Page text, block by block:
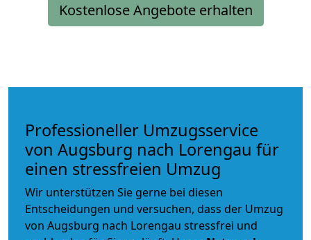
Kostenlose Angebote erhalten
Professioneller Umzugsservice
von Augsburg nach Lorengau für
einen stressfreien Umzug
Wir unterstützen Sie gerne bei diesen
Entscheidungen und versuchen, dass der Umzug
von Augsburg nach Lorengau stressfrei und